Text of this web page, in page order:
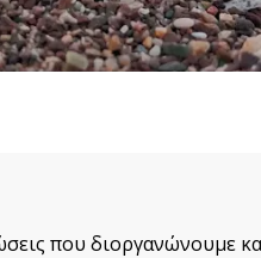
που διοργανώνουμε